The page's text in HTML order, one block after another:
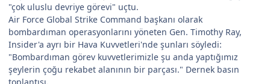
"çok uluslu devriye görevi" uçtu.
Air Force Global Strike Command başkanı olarak
bombardıman operasyonlarını yöneten Gen. Timothy Ray,
Insider'a ayrı bir Hava Kuvvetleri'nde şunları söyledi:
"Bombardıman görev kuvvetlerimizle şu anda yaptığımız
şeylerin çoğu rekabet alanının bir parçası." Dernek basın